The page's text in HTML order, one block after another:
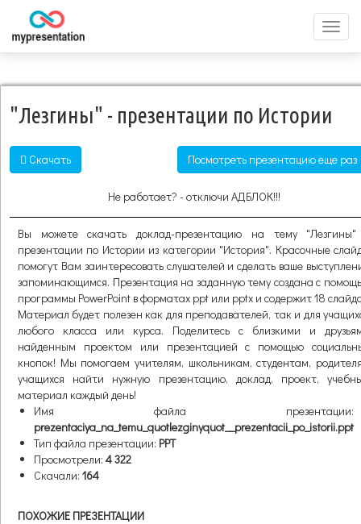
меню
"Лезгины" - презентации по Истории
Скачать Посмотреть презентацию еще раз
Не работает? - отключи АДБЛОК!!!
Вы можете скачать доклад-презентацию на тему
презентации по Истории из категории "История". Красочные
помогут Вам заинтересовать слушателей и сделать ваше
запоминающимся. Презентация на заданную тему создана с
программы PowerPoint в форматах ppt или pptx и содержит 18
Материал будет полезен как для преподавателей, так и для
любого класса или курса. Поделитесь с близкими и
найденным проектом или презентацией с помощью
кнопок! Мы помогаем учителям, школьникам, студентам,
учащихся найти нужную презентацию, доклад, проект,
материал каждый день!
Имя файла презентации:
prezentaciya_na_temu_quotlezginyquot__prezentacii_po_istorii.ppt
Тип файла презентации: PPT
Просмотрели: 4 322
Скачали: 164
ПОХОЖИЕ ПРЕЗЕНТАЦИИ